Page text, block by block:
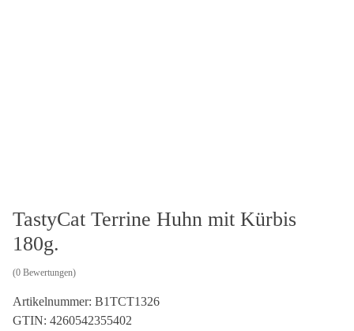
TastyCat Terrine Huhn mit Kürbis
180g.
(0 Bewertungen)
Artikelnummer: B1TCT1326
GTIN: 4260542355402